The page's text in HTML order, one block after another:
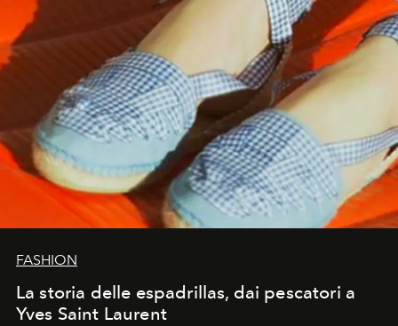
FASHION
La storia delle espadrillas, dai pescatori a
Yves Saint Laurent